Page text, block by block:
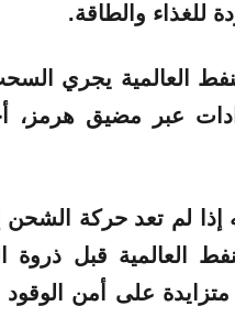
للغذاء والطاقة.
العالمية يجري
عبر مضيق هرمز،
لم تعد حركة الشحن
العالمية قبل
على أمن